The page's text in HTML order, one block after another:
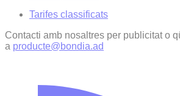
Tarifes classificats
Contacti amb nosaltres per publicitat o
a producte@bondia.ad